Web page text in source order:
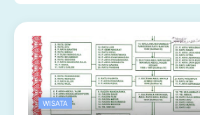
WISATA